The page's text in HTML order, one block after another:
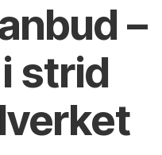
–
strid